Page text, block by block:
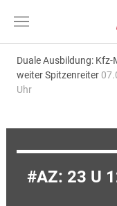
Duale Ausbildung:
weiter Spitzenreiter
Uhr
AZ: 23 U